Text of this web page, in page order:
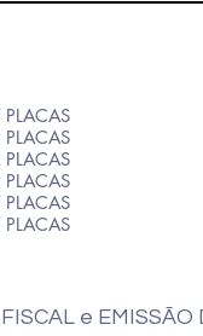
e EMISSÃO